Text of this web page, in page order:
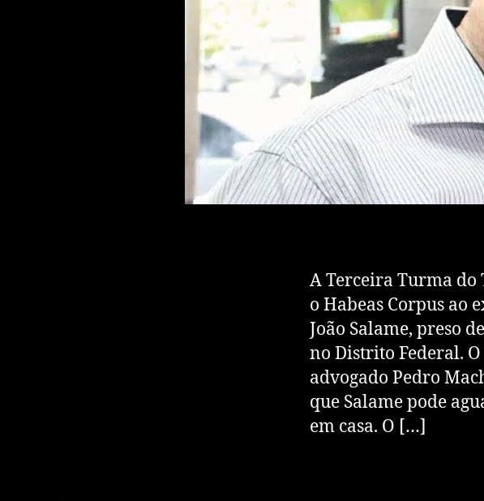
A Terceira Turma do
o Habeas Corpus ao
João Salame, preso
no Distrito Federal.
advogado Pedro
que Salame pode
em casa. O […]